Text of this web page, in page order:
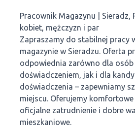
Pracownik Magazynu | Sieradz,
kobiet, mężczyzn i par
Zapraszamy do stabilnej pracy
magazynie w Sieradzu. Oferta
odpowiednia zarówno dla osób
doświadczeniem, jak i dla
doświadczenia – zapewniamy
miejscu. Oferujemy
oficjalne zatrudnienie i dobre
mieszkaniowe.